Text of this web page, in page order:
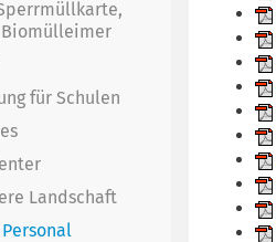
Biomülleimer
für Schulen
Landschaft